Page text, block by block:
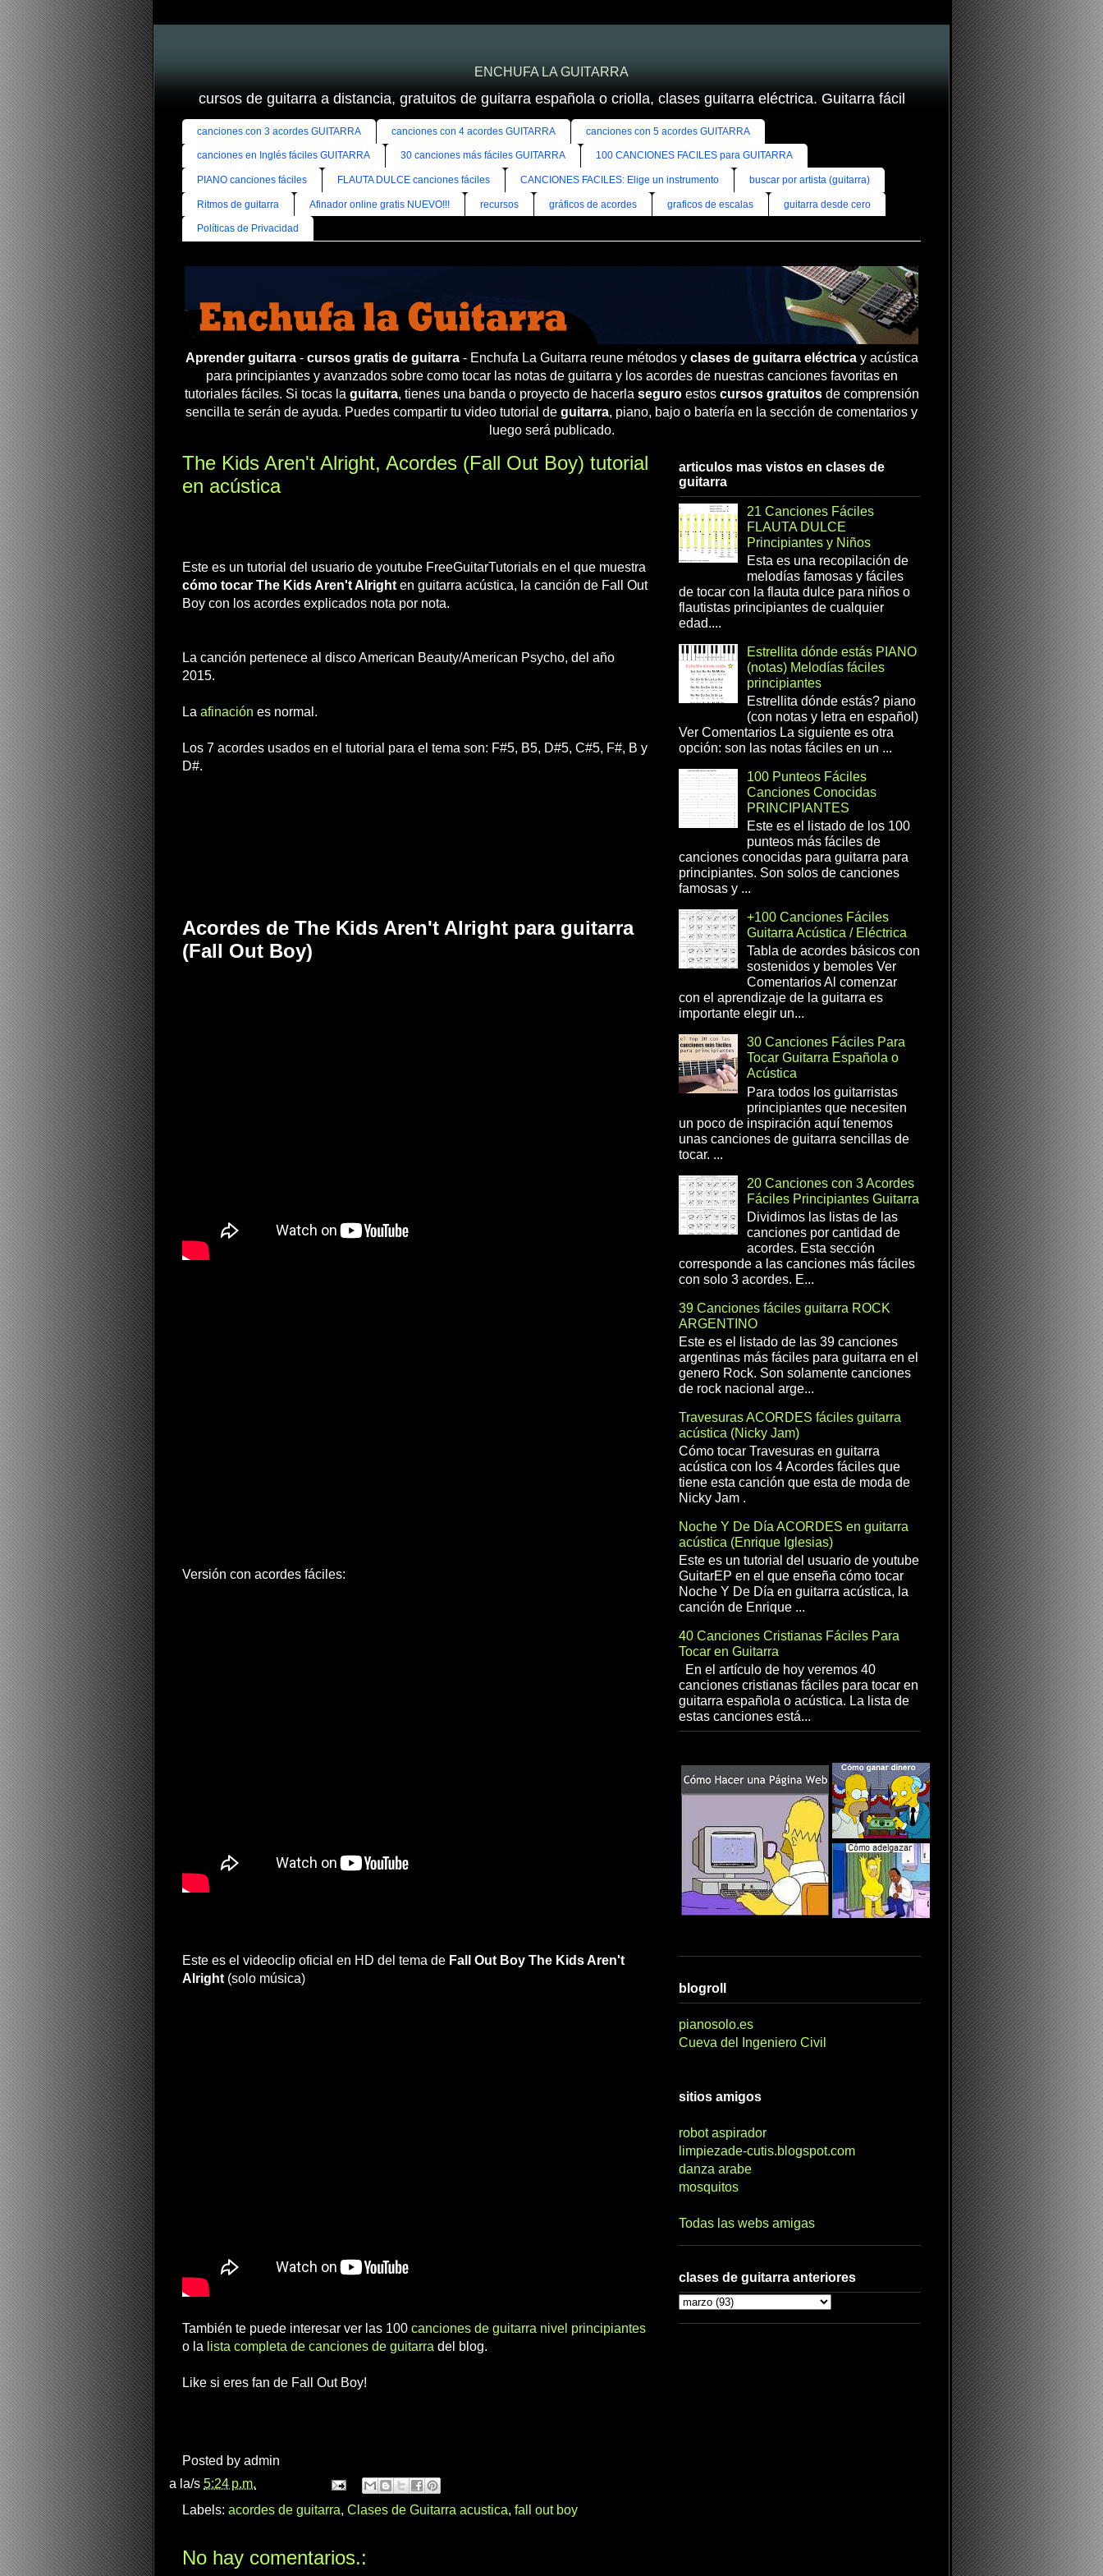
ENCHUFA LA GUITARRA
cursos de guitarra a distancia, gratuitos de guitarra española o criolla, clases guitarra eléctrica. Guitarra fácil
canciones con 3 acordes GUITARRA canciones con 4 acordes GUITARRA canciones con 5 acordes GUITARRA
canciones en Inglés fáciles GUITARRA 30 canciones más fáciles GUITARRA 100 CANCIONES FACILES para GUITARRA
PIANO canciones fáciles FLAUTA DULCE canciones fáciles CANCIONES FACILES: Elige un instrumento buscar por artista (guitarra)
Ritmos de guitarra Afinador online gratis NUEVO!!! recursos gráficos de acordes graficos de escalas guitarra desde cero
Políticas de Privacidad
Aprender guitarra- cursos gratis de guitarra- Enchufa La Guitarra reune métodos y clases de guitarra eléctricay acústica
para principiantes y avanzados sobre como tocar las notas de guitarra y los acordes de nuestras canciones favoritas en
tutoriales fáciles. Si tocas la guitarra, tienes una banda o proyecto de hacerla seguroestos cursos gratuitosde comprensión
sencilla te serán de ayuda. Puedes compartir tu video tutorial de guitarra, piano, bajo o batería en la sección de comentarios y
luego será publicado.
The Kids Aren't Alright, Acordes (Fall Out Boy) tutorial
en acústica
Este es un tutorial del usuario de youtube FreeGuitarTutorials en el que muestra
cómo tocar The Kids Aren't Alright en guitarra acústica, la canción de Fall Out
Boy con los acordes explicados nota por nota.
La canción pertenece al disco American Beauty/American Psycho, del año
2015.
La afinación es normal.
Los 7 acordes usados en el tutorial para el tema son: F#5, B5, D#5, C#5, F#, B y
D#.
Acordes de The Kids Aren't Alright para guitarra
(Fall Out Boy)
Versión con acordes fáciles:
Este es el videoclip oficial en HD del tema de Fall Out Boy The Kids Aren't
Alright (solo música)
También te puede interesar ver las 100 canciones de guitarra nivel principiantes
o la lista completa de canciones de guitarra del blog.
Like si eres fan de Fall Out Boy!
Posted by admin
a la/s 5:24 p.m.
Labels: acordes de guitarra, Clases de Guitarra acustica, fall out boy
No hay comentarios.:
articulos mas vistos en clases de
guitarra
21 Canciones Fáciles
FLAUTA DULCE
Principiantes y Niños
Esta es una recopilación de
melodías famosas y fáciles
de tocar con la flauta dulce para niños o
flautistas principiantes de cualquier
edad....
Estrellita dónde estás PIANO
(notas) Melodías fáciles
principiantes
Estrellita dónde estás? piano
(con notas y letra en español)
Ver Comentarios La siguiente es otra
opción: son las notas fáciles en un ...
100 Punteos Fáciles
Canciones Conocidas
PRINCIPIANTES
Este es el listado de los 100
punteos más fáciles de
canciones conocidas para guitarra para
principiantes. Son solos de canciones
famosas y ...
+100 Canciones Fáciles
Guitarra Acústica / Eléctrica
Tabla de acordes básicos con
sostenidos y bemoles Ver
Comentarios Al comenzar
con el aprendizaje de la guitarra es
importante elegir un...
30 Canciones Fáciles Para
Tocar Guitarra Española o
Acústica
Para todos los guitarristas
principiantes que necesiten
un poco de inspiración aquí tenemos
unas canciones de guitarra sencillas de
tocar. ...
20 Canciones con 3 Acordes
Fáciles Principiantes Guitarra
Dividimos las listas de las
canciones por cantidad de
acordes. Esta sección
corresponde a las canciones más fáciles
con solo 3 acordes. E...
39 Canciones fáciles guitarra ROCK
ARGENTINO
Este es el listado de las 39 canciones
argentinas más fáciles para guitarra en el
genero Rock. Son solamente canciones
de rock nacional arge...
Travesuras ACORDES fáciles guitarra
acústica (Nicky Jam)
Cómo tocar Travesuras en guitarra
acústica con los 4 Acordes fáciles que
tiene esta canción que esta de moda de
Nicky Jam .
Noche Y De Día ACORDES en guitarra
acústica (Enrique Iglesias)
Este es un tutorial del usuario de youtube
GuitarEP en el que enseña cómo tocar
Noche Y De Día en guitarra acústica, la
canción de Enrique ...
40 Canciones Cristianas Fáciles Para
Tocar en Guitarra
En el artículo de hoy veremos 40
canciones cristianas fáciles para tocar en
guitarra española o acústica. La lista de
estas canciones está...
blogroll
pianosolo.es
Cueva del Ingeniero Civil
sitios amigos
robot aspirador
limpiezade-cutis.blogspot.com
danza arabe
mosquitos
Todas las webs amigas
clases de guitarra anteriores